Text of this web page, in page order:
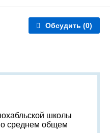
Обсудить (0)
школы
о среднем общем